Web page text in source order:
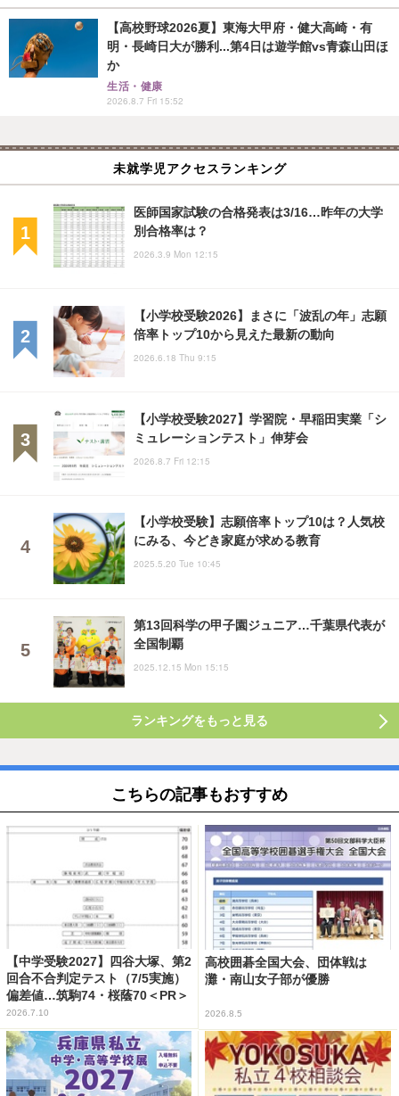
【高校野球2026夏】東海大甲府・健大高崎・有
明・長崎日大が勝利...第4日は遊学館vs青森山田ほ
か
生活・健康
2026.8.7 Fri 15:52
未就学児アクセスランキング
医師国家試験の合格発表は3/16…昨年の大学
別合格率は？
2026.3.9 Mon 12:15
【小学校受験2026】まさに「波乱の年」志願
倍率トップ10から見えた最新の動向
2026.6.18 Thu 9:15
【小学校受験2027】学習院・早稲田実業「シ
ミュレーションテスト」伸芽会
2026.8.7 Fri 12:15
【小学校受験】志願倍率トップ10は？人気校
にみる、今どき家庭が求める教育
2025.5.20 Tue 10:45
第13回科学の甲子園ジュニア…千葉県代表が
全国制覇
2025.12.15 Mon 15:15
ランキングをもっと見る
こちらの記事もおすすめ
【中学受験2027】四谷大塚、第2
回合不合判定テスト（7/5実施）
偏差値…筑駒74・桜蔭70＜PR＞
2026.7.10
高校囲碁全国大会、団体戦は
灘・南山女子部が優勝
2026.8.5